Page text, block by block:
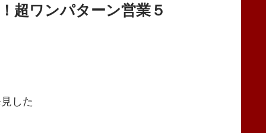
超ワンパターン営業５
した